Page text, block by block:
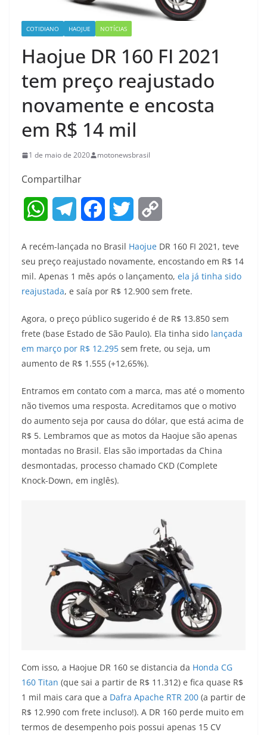
COTIDIANO HAOJUE NOTÍCIAS
Haojue DR 160 FI 2021
tem preço reajustado
novamente e encosta
em R$ 14 mil
1 de maio de 2020 motonewsbrasil
Compartilhar
W
a
t
p
l
e
r
a
c
e
o
o
i
t
r
p
y
n
A recém-lançada no Brasil Haojue DR 160 FI 2021, teve
seu preço reajustado novamente, encostando em R$ 14
mil. Apenas 1 mês após o lançamento, ela já tinha sido
reajustada, e saía por R$ 12.900 sem frete.
Agora, o preço público sugerido é de R$ 13.850 sem
frete (base Estado de São Paulo). Ela tinha sido lançada
em março por R$ 12.295 sem frete, ou seja, um
aumento de R$ 1.555 (+12,65%).
Entramos em contato com a marca, mas até o momento
não tivemos uma resposta. Acreditamos que o motivo
do aumento seja por causa do dólar, que está acima de
R$ 5. Lembramos que as motos da Haojue são apenas
montadas no Brasil. Elas são importadas da China
desmontadas, processo chamado CKD (Complete
Knock-Down, em inglês).
Com isso, a Haojue DR 160 se distancia da Honda CG
160 Titan (que sai a partir de R$ 11.312) e fica quase R$
1 mil mais cara que a Dafra Apache RTR 200 (a partir de
R$ 12.990 com frete incluso!). A DR 160 perde muito em
termos de desempenho pois possui apenas 15 CV